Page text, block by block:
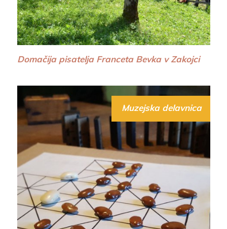
Domačija pisatelja Franceta Bevka v Zakojci
Muzejska delavnica